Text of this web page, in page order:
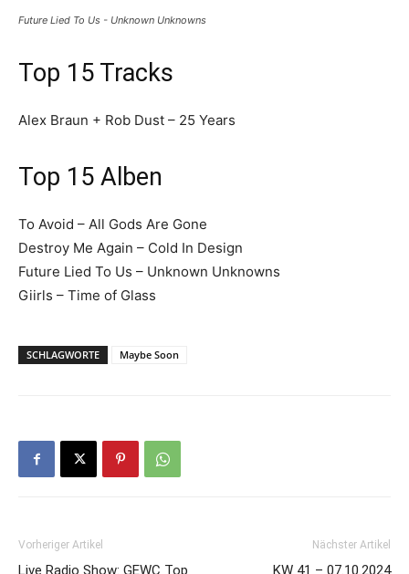
Future Lied To Us - Unknown Unknowns
Top 15 Tracks
Alex Braun + Rob Dust – 25 Years
Top 15 Alben
To Avoid – All Gods Are Gone
Destroy Me Again – Cold In Design
Future Lied To Us – Unknown Unknowns
Giirls – Time of Glass
SCHLAGWORTE Maybe Soon
Vorheriger Artikel
Live Radio Show: GEWC Top
Nächster Artikel
KW 41 – 07.10.2024